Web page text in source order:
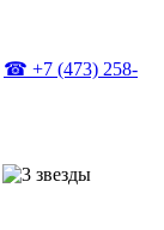
☎ +7 (473) 258-